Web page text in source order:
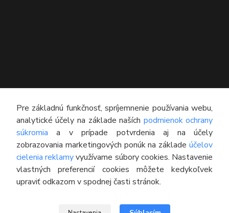
KONTAKT
Technický poradca
0948 609 608
(Po-Pia, 8:00-16:30)
info@pneumatikyaprotektory.sk
Pre základnú funkčnosť, spríjemnenie používania webu,
analytické účely na základe naších podmienok ochrany
súkromia a v prípade potvrdenia aj na účely
zobrazovania marketingových ponúk na základeúčelov
cielenia reklamyvyužívame súbory cookies. Nastavenie
vlastných preferencií cookies môžete kedykoľvek
upraviť odkazom v spodnej časti stránok.